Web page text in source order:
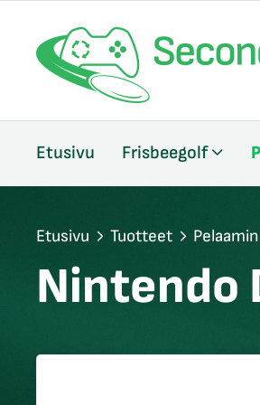
Etusivu Frisbeegolf
Etusivu Tuotteet
Nintendo
sulje
sulje
sulje